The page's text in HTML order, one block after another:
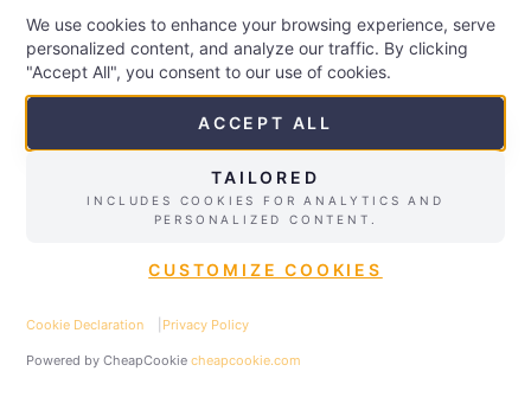
Gemini alternativ til danske
virksomheder: Lær praktisk AI på 3
timer Overvejer du Google Gemini,
men er i tvivl om, hvordan du får reel
er et stærkt Gemini alternativ ikke
bare endnu et værktøj, men en
praktisk tilgang til at bruge flere AI-
Read MoreGemini
✉ Contact
We use cookies to enhance your browsing experience, serve
personalized content, and analyze our traffic. By clicking
"Accept All", you consent to our use of cookies.
ACCEPT ALL
TAILORED
INCLUDES COOKIES FOR ANALYTICS AND
PERSONALIZED CONTENT.
CUSTOMIZE COOKIES
Cookie Declaration Privacy Policy
Powered by CheapCookiecheapcookie.com